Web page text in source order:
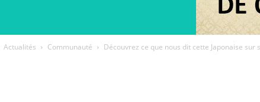
Actualités Communauté Découvrez ce que nous dit cette Japonaise sur